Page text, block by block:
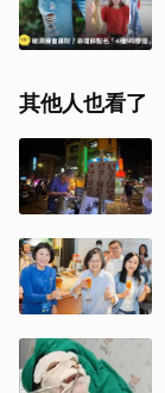
其他人也看了